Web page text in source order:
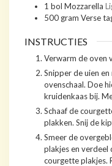
1 bol Mozzarella
500 gram Verse
INSTRUCTIES
Verwarm de oven
Snipper de uien
ovenschaal. Doe
kruidenkaas bij.
Schaaf de
plakken. Snij de
Smeer de
plakjes en verdeel
courgette plakjes.